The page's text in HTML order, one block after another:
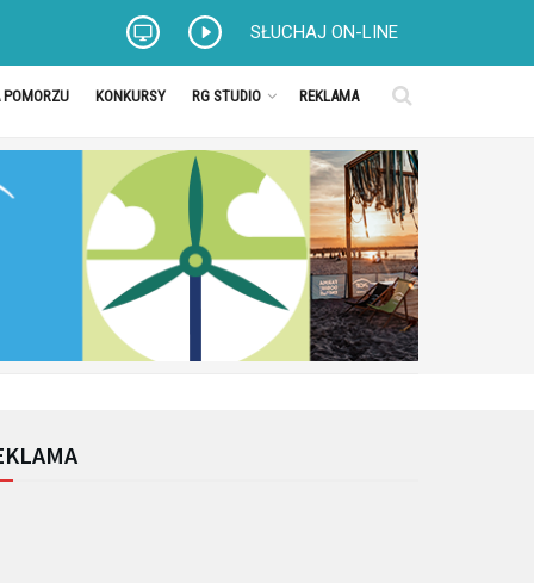
SŁUCHAJ ON-LINE
KONKURSY RG STUDIO REKLAMA